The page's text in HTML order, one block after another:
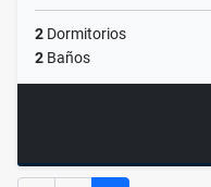
2 Dormitorios
2 Baños